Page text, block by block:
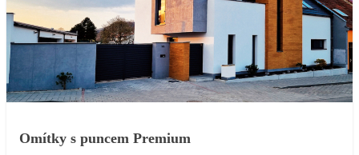
Omítky s puncem Premium